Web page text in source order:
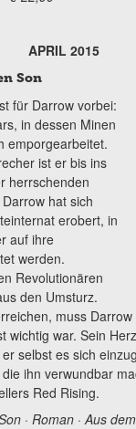
APRIL 2015
Son
für Darrow vorbei:
in dessen Minen
emporgearbeitet.
ist er bis ins
herrschenden
hat sich
erobert, in
auf ihre
werden.
Revolutionären
den Umsturz.
muss
wichtig war. Sein
selbst es sich
ihn verwundbar
Red Rising.
· Roman · Aus